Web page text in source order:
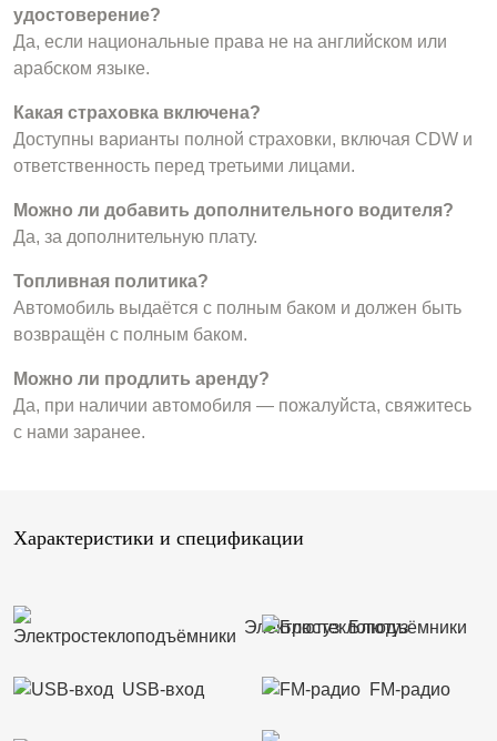
удостоверение?
Да, если национальные права не на английском или
арабском языке.
Какая страховка включена?
Доступны варианты полной страховки, включая CDW и
ответственность перед третьими лицами.
Можно ли добавить дополнительного водителя?
Да, за дополнительную плату.
Топливная политика?
Автомобиль выдаётся с полным баком и должен быть
возвращён с полным баком.
Можно ли продлить аренду?
Да, при наличии автомобиля — пожалуйста, свяжитесь
с нами заранее.
Характеристики и спецификации
Электростеклоподъёмники
Блютуз
USB-вход FM-радио